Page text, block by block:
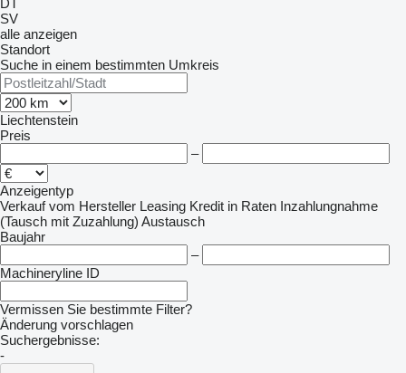
DT
SV
alle anzeigen
Standort
Suche in einem bestimmten Umkreis
Liechtenstein
Preis
–
Anzeigentyp
Verkauf vom Hersteller Leasing Kredit in Raten Inzahlungnahme
(Tausch mit Zuzahlung) Austausch
Baujahr
–
Machineryline ID
Vermissen Sie bestimmte Filter?
Änderung vorschlagen
Suchergebnisse:
-